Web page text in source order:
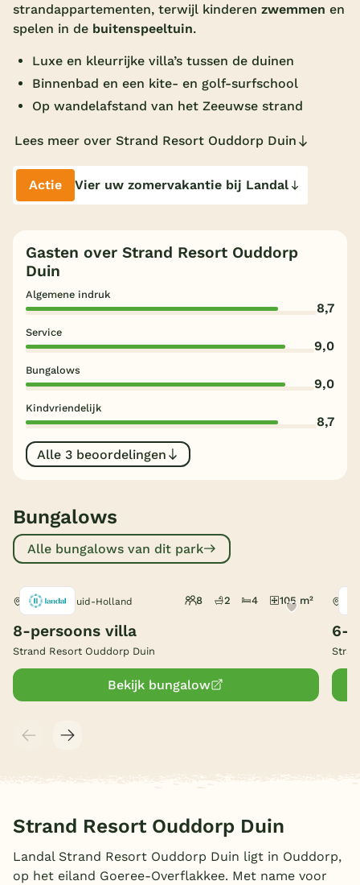
Wildwaterbaan
Alle populaire faciliteiten
Keuzehulp
Texel
België
Blog
strandappartementen, terwijl kinderen zwemmen en
spelen in de buitenspeeltuin.
Luxe en kleurrijke villa’s tussen de duinen
Binnenbad en een kite- en golf-surfschool
Op wandelafstand van het Zeeuwse strand
Lees meer over Strand Resort Ouddorp Duin
Actie Vier uw zomervakantie bij Landal
Gasten over Strand Resort Ouddorp
Duin
Algemene indruk
8,7
Service
9,0
Bungalows
9,0
Kindvriendelijk
8,7
Alle 3 beoordelingen
Bungalows
Alle bungalows van dit park
Ouddorp, Zuid-Holland 8 2 4 105 m²
8-persoons villa
Strand Resort Ouddorp Duin
Bekijk bungalow
6-
Strand Resort Ouddorp Duin
Landal Strand Resort Ouddorp Duin ligt in Ouddorp,
op het eiland Goeree-Overflakkee. Met name voor